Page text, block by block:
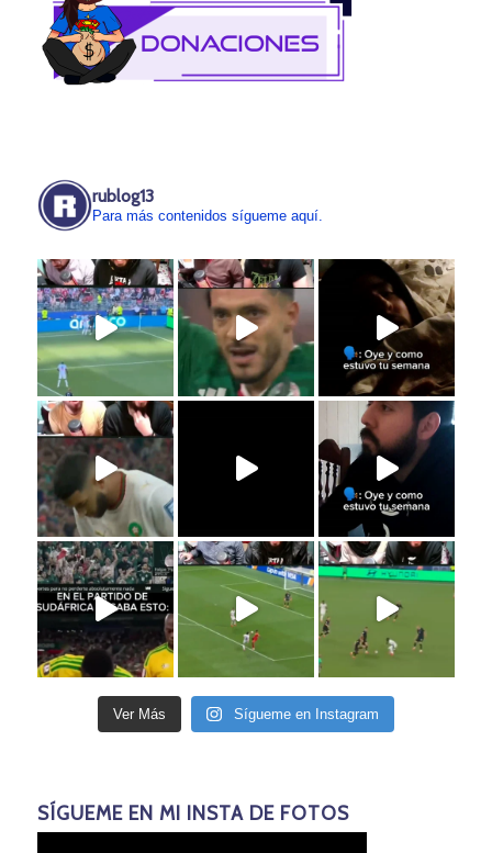
rublog13
Para más contenidos sígueme aquí.
Ver Más Sígueme en Instagram
SÍGUEME EN MI INSTA DE FOTOS